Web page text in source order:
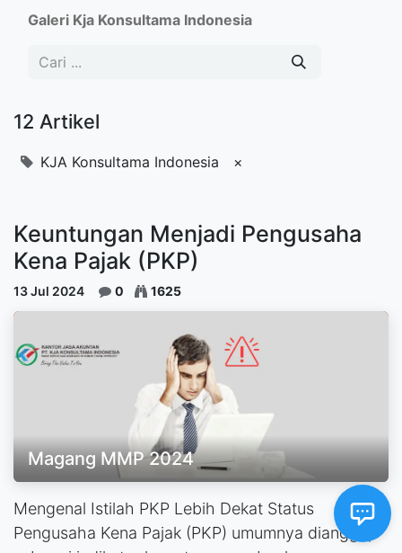
Galeri Kja Konsultama Indonesia
12 Artikel
KJA Konsultama Indonesia ×
Keuntungan Menjadi Pengusaha
Kena Pajak (PKP)
13 Jul 2024 0 1625
Magang MMP 2024
Mengenal Istilah PKP Lebih Dekat Status
Pengusaha Kena Pajak (PKP) umumnya dianggap